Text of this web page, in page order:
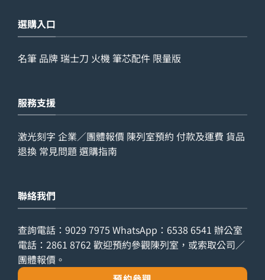
選購入口
名筆 品牌瑞士刀 火機筆芯配件 限量版
服務支援
激光刻字 企業／團體報價 陳列室預約 付款及運費 貨品
退換 常見問題 選購指南
聯絡我們
查詢電話： 9029 7975 WhatsApp： 6538 6541 辦公室
電話： 2861 8762 歡迎預約參觀陳列室，或索取公司／
團體報價。